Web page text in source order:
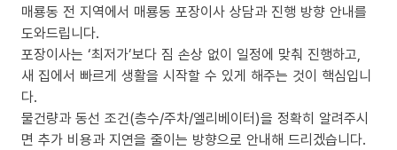
매룡동 전 지역에서 매룡동 포장이사 상담과 진행 방향 안내를
도와드립니다.
포장이사는 ‘최저가’보다 짐 손상 없이 일정에 맞춰 진행하고,
새 집에서 빠르게 생활을 시작할 수 있게 해주는 것이 핵심입니
다.
물건량과 동선 조건(층수/주차/엘리베이터)을 정확히 알려주시
면 추가 비용과 지연을 줄이는 방향으로 안내해 드리겠습니다.